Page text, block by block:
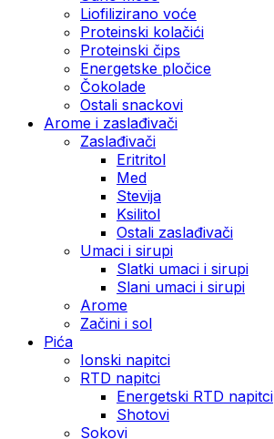
Liofilizirano voće
Proteinski kolačići
Proteinski čips
Energetske pločice
Čokolade
Ostali snackovi
Arome i zaslađivači
Zaslađivači
Eritritol
Med
Stevija
Ksilitol
Ostali zaslađivači
Umaci i sirupi
Slatki umaci i sirupi
Slani umaci i sirupi
Arome
Začini i sol
Pića
Ionski napitci
RTD napitci
Energetski RTD napitci
Shotovi
Sokovi